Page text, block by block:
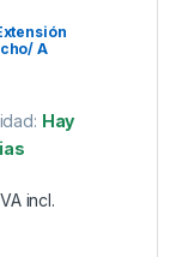
A
Hay
incl.